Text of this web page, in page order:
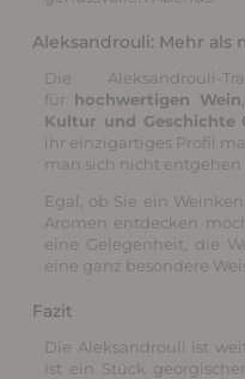
Aleksandrouli: Mehr als
Die
für
hochwertigen Wein
Kultur und Geschichte
ihr einzigartiges Profil
man sich nicht entgehen
Egal, ob Sie ein
Aromen entdecken
eine Gelegenheit, die
eine ganz besondere
Fazit
Die Aleksandrouli ist
ist ein Stück